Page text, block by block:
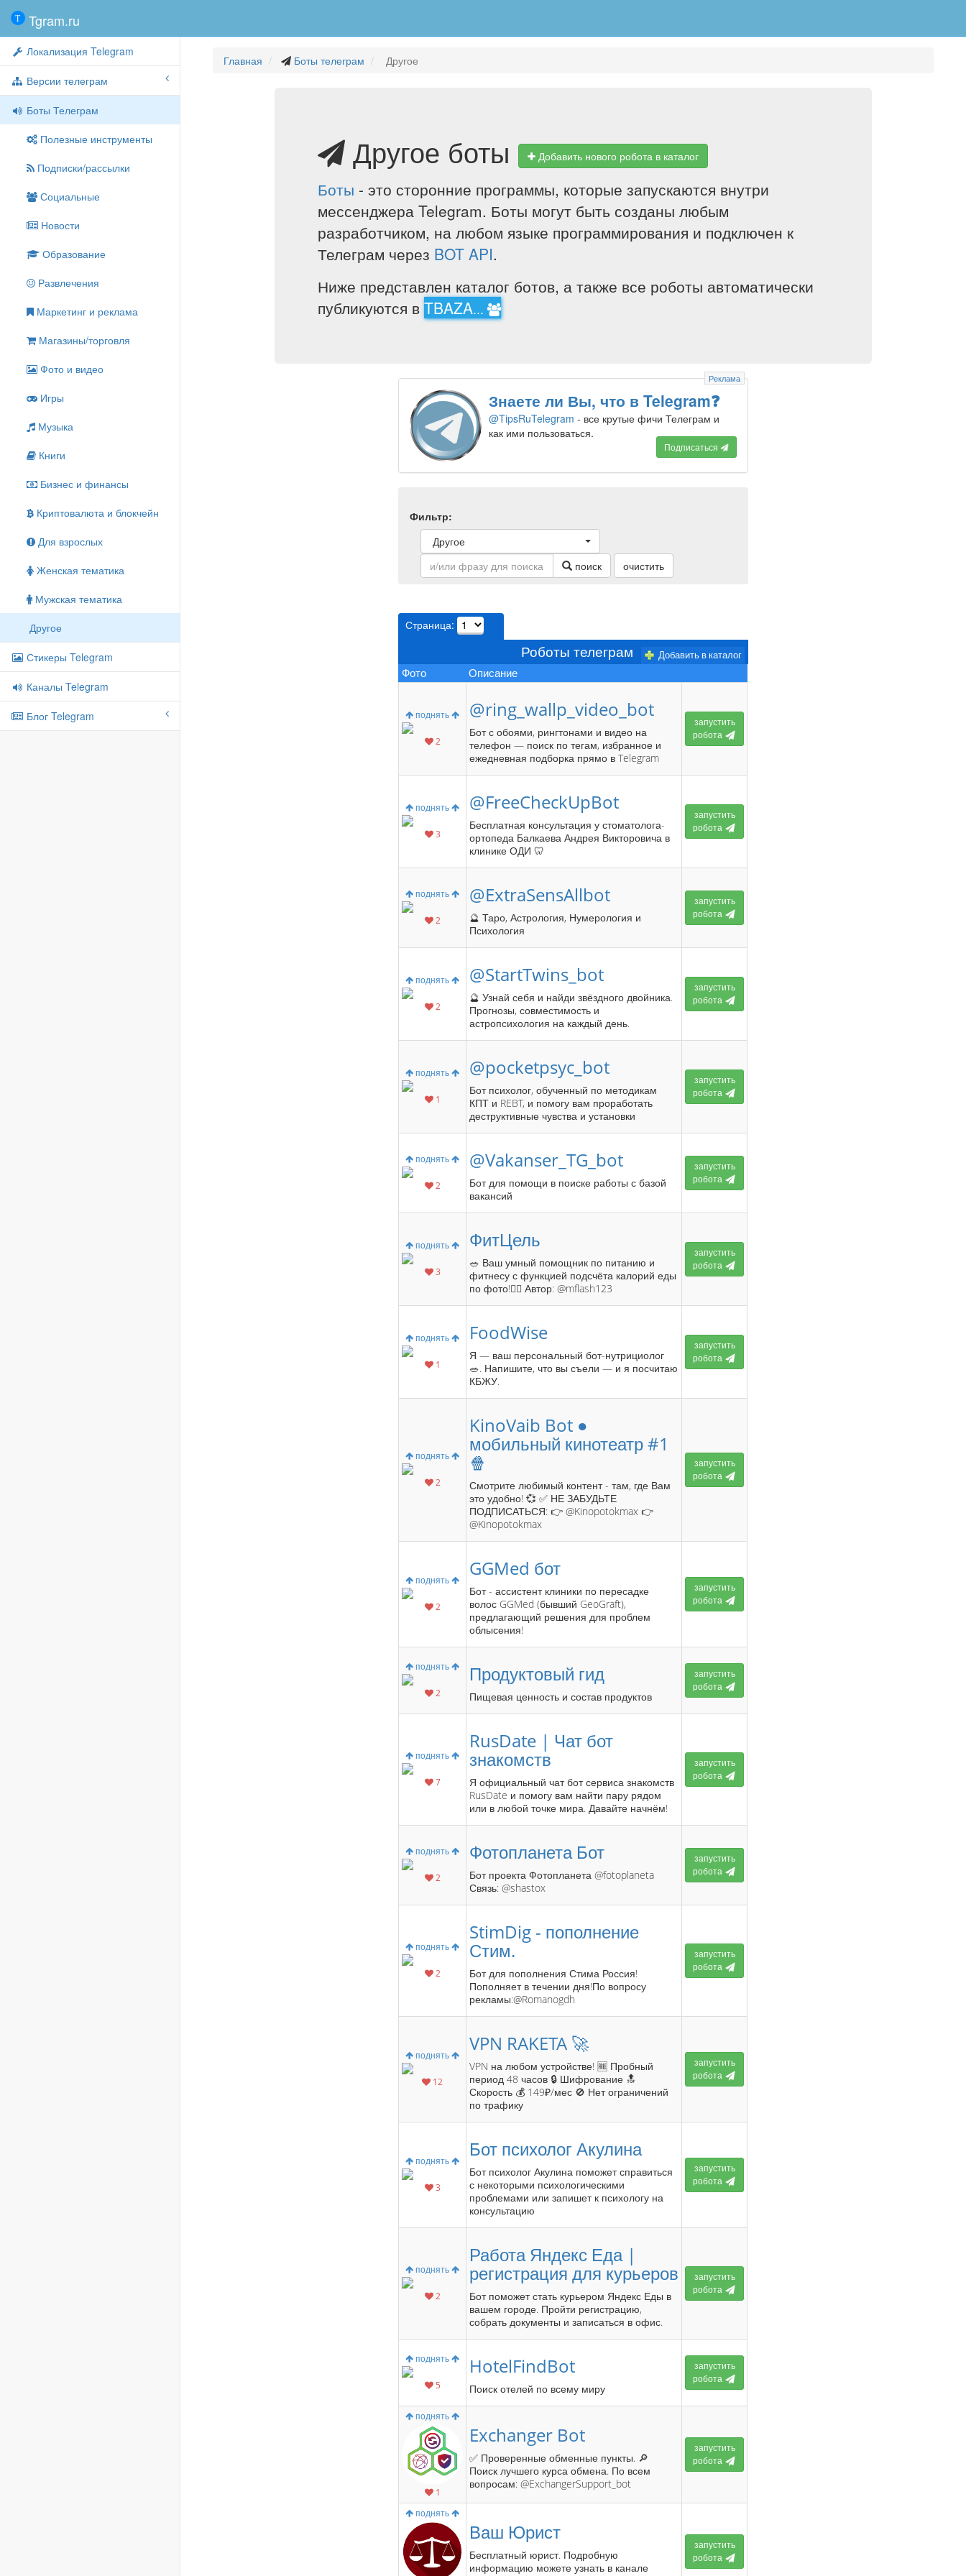
Tgram.ru
Локализация Telegram
Версии телеграм
Боты Телеграм
Полезные инструменты
Подписки/рассылки
Социальные
Новости
Образование
Развлечения
Маркетинг и реклама
Магазины/торговля
Фото и видео
Игры
Музыка
Книги
Бизнес и финансы
Криптовалюта и блокчейн
Для взрослых
Женская тематика
Мужская тематика
Другое
Стикеры Telegram
Каналы Telegram
Блог Telegram
Главная Боты телеграм Другое
Другое боты Добавить нового робота в каталог
Боты - это сторонние программы, которые запускаются внутри
мессенджера Telegram. Боты могут быть созданы любым
разработчиком, на любом языке программирования и подключен к
Телеграм через BOT API.
Ниже представлен каталог ботов, а также все роботы автоматически
публикуются вTBAZA...
Реклама
Знаете ли Вы, что в Telegram❓
@TipsRuTelegram - все крутые фичи Телеграм и
как ими пользоваться.
Подписаться
Фильтр:
Другое
поиск
очистить
Страница:
Роботы телеграм Добавить в каталог
Фото Описание
поднять
2
@ring_wallp_video_bot
Бот с обоями, рингтонами и видео на
телефон — поиск по тегам, избранное и
ежедневная подборка прямо в Telegram
запустить
робота
поднять
3
@FreeCheckUpBot
Бесплатная консультация у стоматолога-
ортопеда Балкаева Андрея Викторовича в
клинике ОДИ 🦷
запустить
робота
поднять
2
@ExtraSensAllbot
🔮 Таро, Астрология, Нумерология и
Психология
запустить
робота
поднять
2
@StartTwins_bot
🔮 Узнай себя и найди звёздного двойника.
Прогнозы, совместимость и
астропсихология на каждый день.
запустить
робота
поднять
1
@pocketpsyc_bot
Бот психолог, обученный по методикам
КПТ и REBT, и помогу вам проработать
деструктивные чувства и установки
запустить
робота
поднять
2
@Vakanser_TG_bot
Бот для помощи в поиске работы с базой
вакансий
запустить
робота
поднять
3
ФитЦель
🥗 Ваш умный помощник по питанию и
фитнесу с функцией подсчёта калорий еды
по фото!🏋️‍♀️ Автор: @mflash123
запустить
робота
поднять
1
FoodWise
Я — ваш персональный бот-нутрициолог
🥗. Напишите, что вы съели — и я посчитаю
КБЖУ.
запустить
робота
поднять
2
KinoVaib Bot ●
мобильный кинотеатр #1
🍿
Смотрите любимый контент - там, где Вам
это удобно! 💞 ✅ НЕ ЗАБУДЬТЕ
ПОДПИСАТЬСЯ: 👉 @Kinopotokmax 👉
@Kinopotokmax
запустить
робота
поднять
2
GGMed бот
Бот - ассистент клиники по пересадке
волос GGMed (бывший GeoGraft),
предлагающий решения для проблем
облысения!
запустить
робота
поднять
2
Продуктовый гид
Пищевая ценность и состав продуктов
запустить
робота
поднять
7
RusDate | Чат бот
знакомств
Я официальный чат бот сервиса знакомств
RusDate и помогу вам найти пару рядом
или в любой точке мира. Давайте начнём!
запустить
робота
поднять
2
Фотопланета Бот
Бот проекта Фотопланета @fotoplaneta
Связь: @shastox
запустить
робота
поднять
2
StimDig - пополнение
Стим.
Бот для пополнения Стима Россия!
Пополняет в течении дня!По вопросу
рекламы:@Romanogdh
запустить
робота
поднять
12
VPN RAKETA 🚀
VPN на любом устройстве! 🆓 Пробный
период 48 часов 🔒 Шифрование 🔝
Скорость 💰 149₽/мес 🚫 Нет ограничений
по трафику
запустить
робота
поднять
3
Бот психолог Акулина
Бот психолог Акулина поможет справиться
с некоторыми психологическими
проблемами или запишет к психологу на
консультацию
запустить
робота
поднять
2
Работа Яндекс Еда |
регистрация для курьеров
Бот поможет стать курьером Яндекс Еды в
вашем городе. Пройти регистрацию,
собрать документы и записаться в офис.
запустить
робота
поднять
5
HotelFindBot
Поиск отелей по всему миру
запустить
робота
поднять
1
Exchanger Bot
✅ Проверенные обменные пункты. 🔎
Поиск лучшего курса обмена. По всем
вопросам: @ExchangerSupport_bot
запустить
робота
поднять
Ваш Юрист
Бесплатный юрист. Подробную
информацию можете узнать в канале
запустить
робота